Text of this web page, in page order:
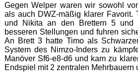
Gegen Welper waren wir sowohl
als auch DWZ-mäßig klarer Favorit.
und Nikita an den Brettern 5 und
besseren Stellungen und fuhren
An Brett 3 hatte Timo als
System des Nimzo-Inders zu
Manöver Sf6-e8-d6 und kam zu
Endspiel mit 2 zentralen Mehrbauern